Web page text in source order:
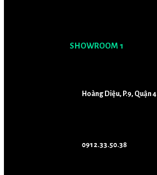
SHOWROOM 1
Hoàng Diệu, P.9, Quận 4
0912.33.50.38